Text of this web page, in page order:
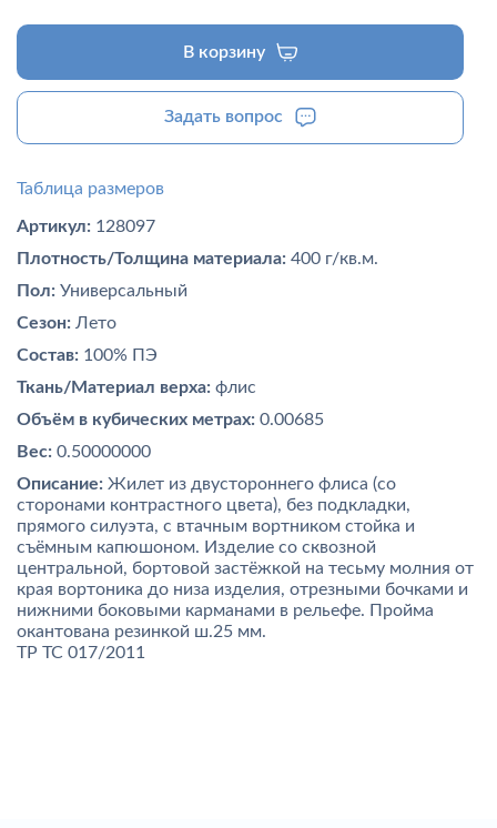
В корзину
Задать вопрос
Таблица размеров
Артикул: 128097
Плотность/Толщина материала: 400 г/кв.м.
Пол: Универсальный
Сезон: Лето
Состав: 100% ПЭ
Ткань/Материал верха: флис
Объём в кубических метрах: 0.00685
Вес: 0.50000000
Описание: Жилет из двустороннего флиса (со
сторонами контрастного цвета), без подкладки,
прямого силуэта, с втачным вортником стойка и
съёмным капюшоном. Изделие со сквозной
центральной, бортовой застёжкой на тесьму молния от
края вортоника до низа изделия, отрезными бочками и
нижними боковыми карманами в рельефе. Пройма
окантована резинкой ш.25 мм.
ТР ТС 017/2011